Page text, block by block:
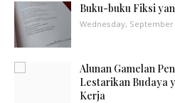
Buku-buku Fiksi
Wednesday, September
Alunan Gamelan
Lestarikan Budaya
Kerja